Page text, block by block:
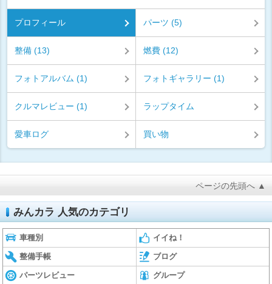
プロフィール パーツ (5)
整備 (13) 燃費 (12)
フォトアルバム (1) フォトギャラリー (1)
クルマレビュー (1) ラップタイム
愛車ログ 買い物
ページの先頭へ ▲
みんカラ 人気のカテゴリ
車種別 イイね！
整備手帳 ブログ
パーツレビュー グループ